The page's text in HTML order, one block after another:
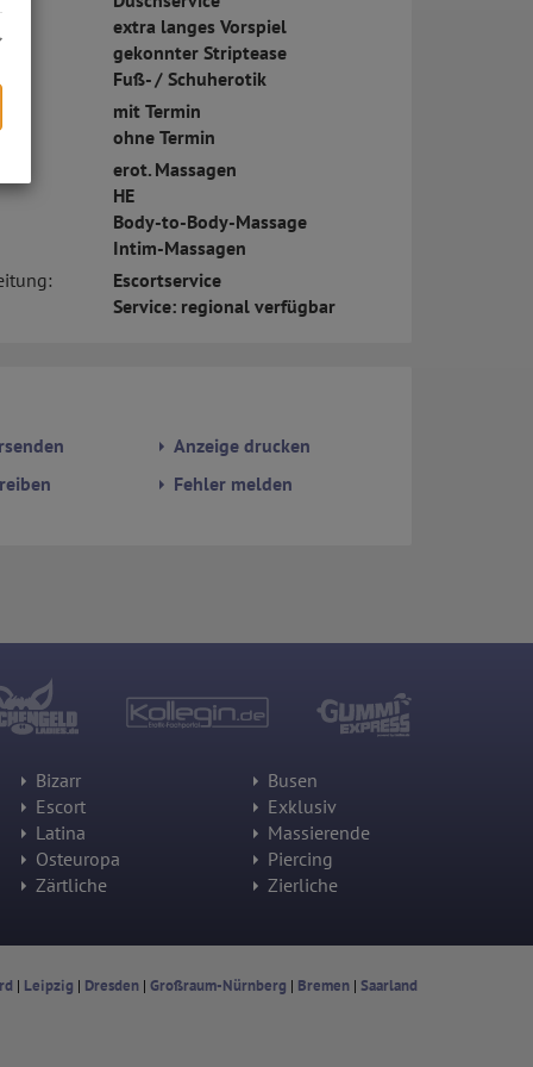
extra langes Vorspiel
gekonnter Striptease
Fuß- / Schuherotik
mit Termin
ohne Termin
erot. Massagen
HE
Body-to-Body-Massage
Intim-Massagen
Escortservice
Service: regional verfügbar
Anzeige drucken
Fehler melden
Bizarr
Busen
Escort
Exklusiv
Latina
Massierende
Osteuropa
Piercing
Zärtliche Zierliche
| Leipzig | Dresden| Großraum-Nürnberg | Bremen| Saarland